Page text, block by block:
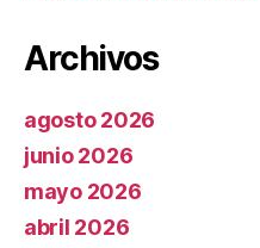
Archivos
agosto 2026
junio 2026
mayo 2026
abril 2026